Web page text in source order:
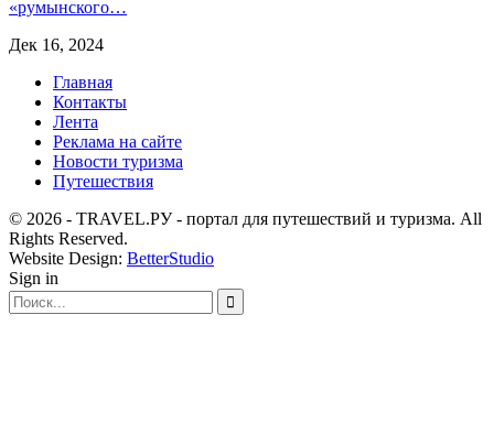
«румынского…
Дек 16, 2024
Главная
Контакты
Лента
Реклама на сайте
Новости туризма
Путешествия
© 2026 - TRAVEL.РУ - портал для путешествий и туризма. All
Rights Reserved.
Website Design: BetterStudio
Sign in